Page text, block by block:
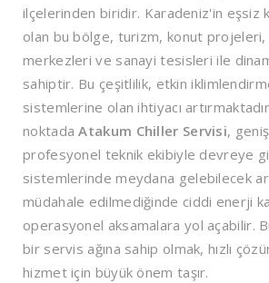
ilçelerinden biridir. Karadeniz'in eşsiz
olan bu bölge, turizm, konut
merkezleri ve sanayi tesisleri ile
sahiptir. Bu çeşitlilik, etkin
sistemlerine olan ihtiyacı
noktadaAtakum Chiller Servisi,
profesyonel teknik ekibiyle devreye
sistemlerinde meydana gelebilecek
müdahale edilmediğinde ciddi enerji
operasyonel aksamalara yol açabilir.
bir servis ağına sahip olmak, hızlı
hizmet için büyük önem taşır.